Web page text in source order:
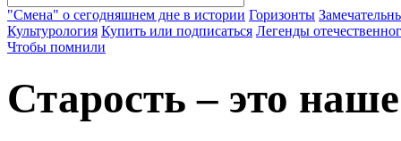
"Смена" о сегодняшнем дне в истории Горизонты
Культурология Купить или подписаться Легенды
Чтобы помнили
Старость – это